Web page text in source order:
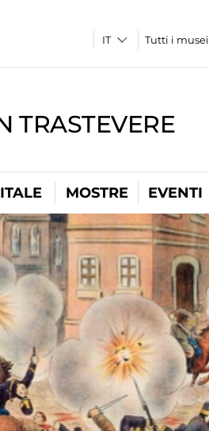
Tutti i musei
TRASTEVERE
MOSTRE EVENTI